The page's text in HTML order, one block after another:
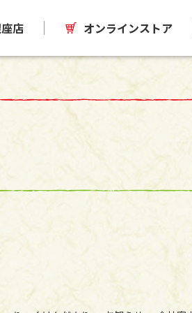
店 オンラインストア